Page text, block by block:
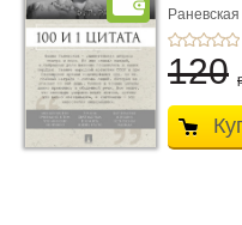
120